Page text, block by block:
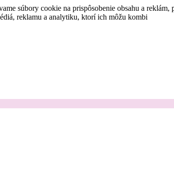
súbory cookie na prispôsobenie obsahu a
reklamu a analytiku, ktorí ich môžu kombi